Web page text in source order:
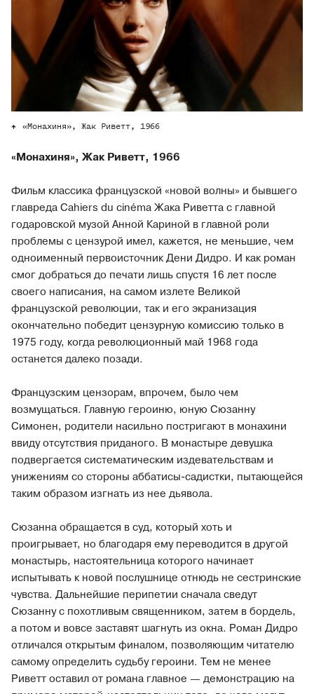
«Монахиня», Жак Риветт, 1966
«Монахиня», Жак Риветт, 1966
Фильм классика французской «новой волны» и бывшего
главреда Cahiers du cinéma Жака Риветта с главной
годаровской музой Анной Кариной в главной роли
проблемы с цензурой имел, кажется, не меньшие, чем
одноименный первоисточник Дени Дидро. И как роман
смог добраться до печати лишь спустя 16 лет после
своего написания, на самом излете Великой
французской революции, так и его экранизация
окончательно победит цензурную комиссию только в
1975 году, когда революционный май 1968 года
останется далеко позади.
Французским цензорам, впрочем, было чем
возмущаться. Главную героиню, юную Сюзанну
Симонен, родители насильно постригают в монахини
ввиду отсутствия приданого. В монастыре девушка
подвергается систематическим издевательствам и
унижениям со стороны аббатисы-садистки, пытающейся
таким образом изгнать из нее дьявола.
Сюзанна обращается в суд, который хоть и
проигрывает, но благодаря ему переводится в другой
монастырь, настоятельница которого начинает
испытывать к новой послушнице отнюдь не сестринские
чувства. Дальнейшие перипетии сначала сведут
Сюзанну с похотливым священником, затем в бордель,
а потом и вовсе заставят шагнуть из окна. Роман Дидро
отличался открытым финалом, позволяющим читателю
самому определить судьбу героини. Тем не менее
Риветт оставил от романа главное — демонстрацию на